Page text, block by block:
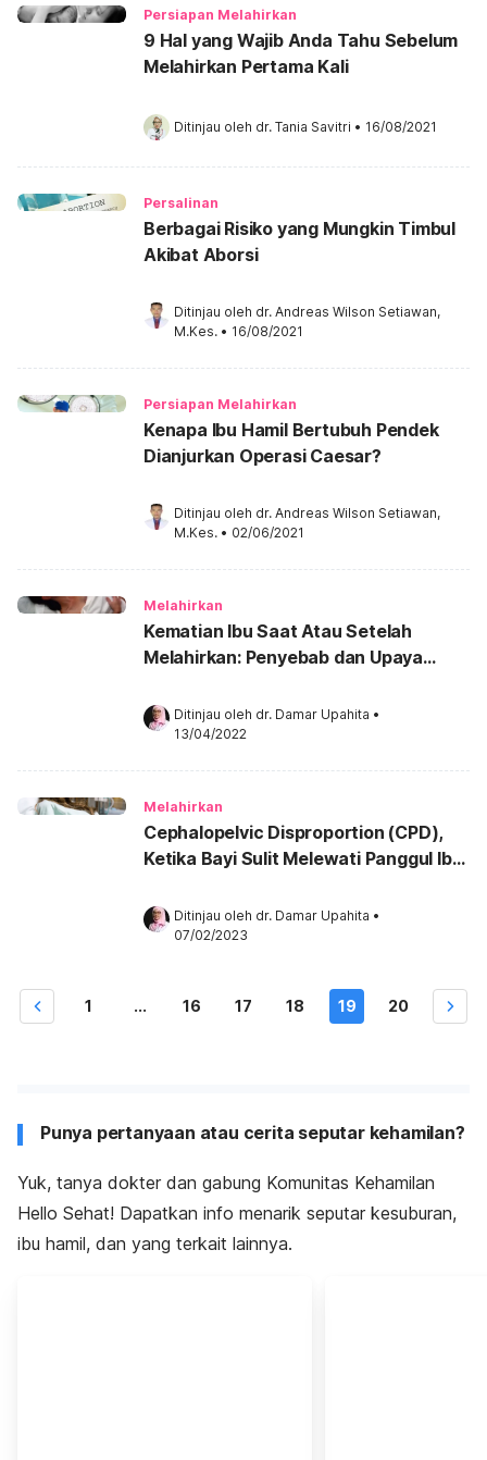
Persiapan Melahirkan
9 Hal yang Wajib Anda Tahu Sebelum
Melahirkan Pertama Kali
Ditinjau oleh dr. Tania Savitri • 16/08/2021
Persalinan
Berbagai Risiko yang Mungkin Timbul
Akibat Aborsi
Ditinjau oleh dr. Andreas Wilson Setiawan,
M.Kes. • 16/08/2021
Persiapan Melahirkan
Kenapa Ibu Hamil Bertubuh Pendek
Dianjurkan Operasi Caesar?
Ditinjau oleh dr. Andreas Wilson Setiawan,
M.Kes. • 02/06/2021
Melahirkan
Kematian Ibu Saat Atau Setelah
Melahirkan: Penyebab dan Upaya
Ditinjau oleh dr. Damar Upahita •
13/04/2022
Melahirkan
Cephalopelvic Disproportion (CPD),
Ketika Bayi Sulit Melewati Panggul Ibu
Ditinjau oleh dr. Damar Upahita •
07/02/2023
1 ... 16 17 18 19 20
Punya pertanyaan atau cerita seputar kehamilan?
Yuk, tanya dokter dan gabung Komunitas Kehamilan
Hello Sehat! Dapatkan info menarik seputar kesuburan,
ibu hamil, dan yang terkait lainnya.